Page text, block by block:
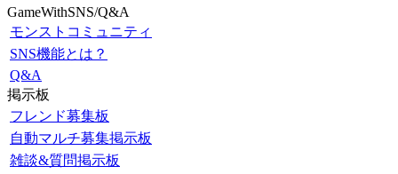
GameWithSNS/Q&A
モンストコミュニティ
SNS機能とは？
Q&A
掲示板
フレンド募集板
自動マルチ募集掲示板
雑談&質問掲示板